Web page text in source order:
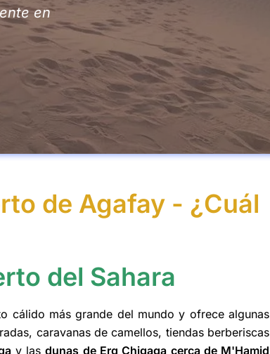
en
de Agafay - ¿Cuál
del Sahara
cálido más grande del mundo y ofrece algunas
caravanas de camellos, tiendas berberiscas
y lasdunas de Erg Chigaga cerca de M'Hamid